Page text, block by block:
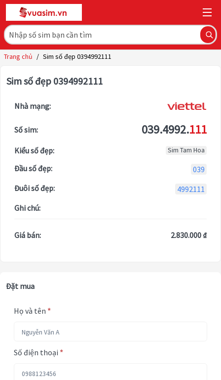
Trang chủ / Sim số đẹp 0394992111
Sim số đẹp 0394992111
Nhà mạng:
Số sim: 039.4992.111
Kiểu số đẹp: Sim Tam Hoa
Đầu số đẹp:
039
Đuôi số đẹp:
4992111
Ghi chú:
Giá bán: 2.830.000 ₫
Đặt mua
Họ và tên *
Số điện thoại *